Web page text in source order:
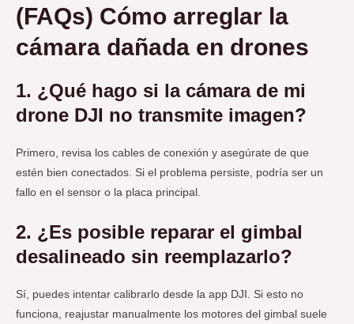
(FAQs) Cómo arreglar la
cámara dañada en drones
1. ¿Qué hago si la cámara de mi
drone DJI no transmite imagen?
Primero, revisa los cables de conexión y asegúrate de que
estén bien conectados. Si el problema persiste, podría ser un
fallo en el sensor o la placa principal.
2. ¿Es posible reparar el gimbal
desalineado sin reemplazarlo?
Sí, puedes intentar calibrarlo desde la app DJI. Si esto no
funciona, reajustar manualmente los motores del gimbal suele